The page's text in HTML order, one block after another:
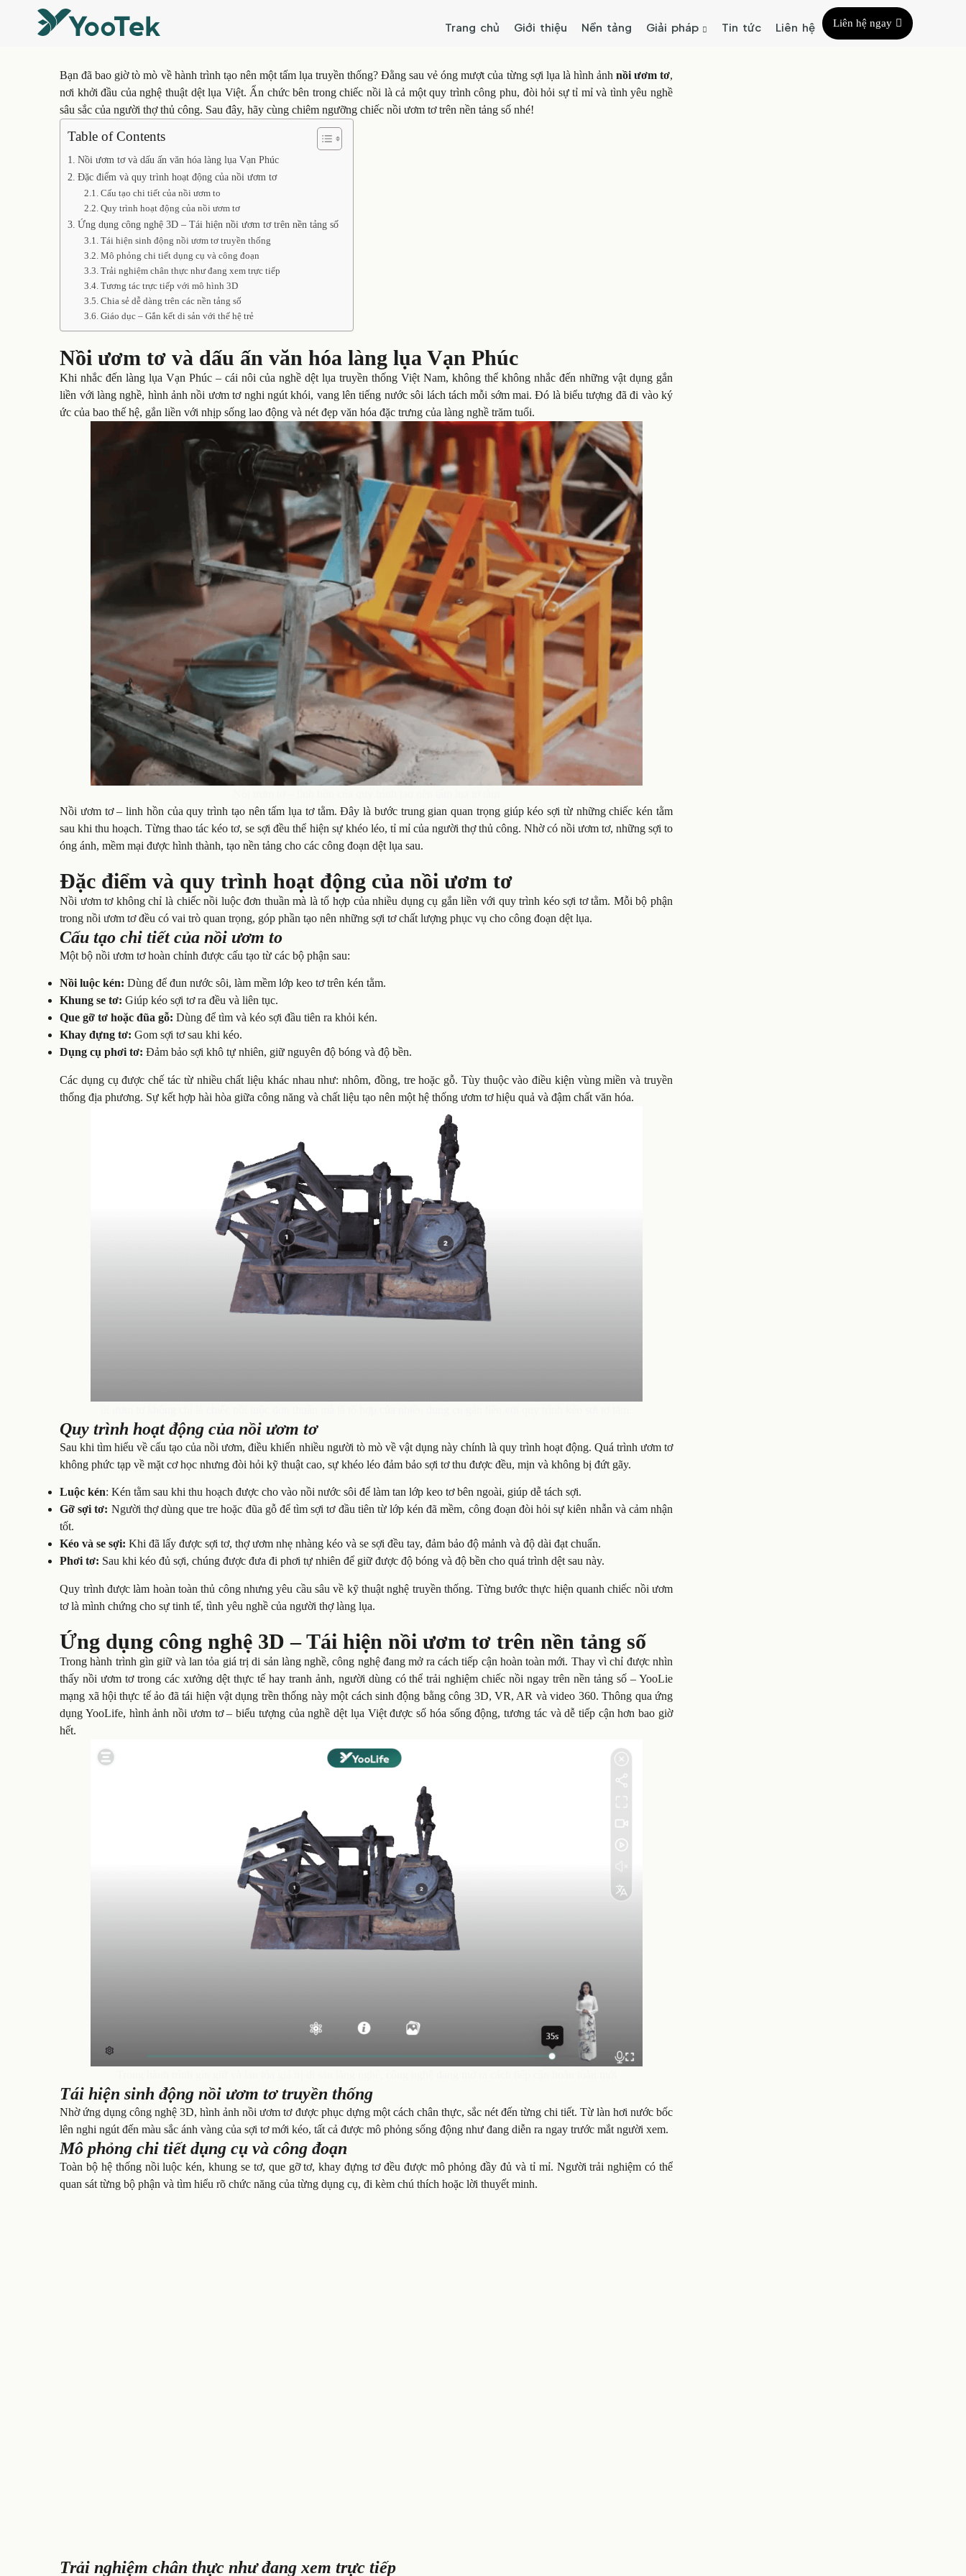
Trang chủ Giới thiệu Nền tảng Giải pháp Tin tức Liên hệ Liên hệ ngay
Bạn đã bao giờ tò mò về hành trình tạo nên một tấm lụa truyền thống? Đằng sau vẻ óng mượt của từng sợi lụa là hình ảnh nồi ươm tơ,
nơi khởi đầu của nghệ thuật dệt lụa Việt. Ẩn chức bên trong chiếc nồi là cả một quy trình công phu, đòi hỏi sự tỉ mỉ và tình yêu nghề
sâu sắc của người thợ thủ công. Sau đây, hãy cùng chiêm ngưỡng chiếc nồi ươm tơ trên nền tảng số nhé!
Table of Contents
Nồi ươm tơ và dấu ấn văn hóa làng lụa Vạn Phúc
Đặc điểm và quy trình hoạt động của nồi ươm tơ
Cấu tạo chi tiết của nồi ươm to
Quy trình hoạt động của nồi ươm tơ
Ứng dụng công nghệ 3D – Tái hiện nồi ươm tơ trên nền tảng số
Tái hiện sinh động nồi ươm tơ truyền thống
Mô phỏng chi tiết dụng cụ và công đoạn
Trải nghiệm chân thực như đang xem trực tiếp
Tương tác trực tiếp với mô hình 3D
Chia sẻ dễ dàng trên các nền tảng số
Giáo dục – Gắn kết di sản với thế hệ trẻ
Nồi ươm tơ và dấu ấn văn hóa làng lụa Vạn Phúc
Khi nhắc đến làng lụa Vạn Phúc – cái nôi của nghề dệt lụa truyền thống Việt Nam, không thể không nhắc đến những vật dụng gắn
liền với làng nghề, hình ảnh nồi ươm tơ nghi ngút khói, vang lên tiếng nước sôi lách tách mỗi sớm mai. Đó là biểu tượng đã đi vào ký
ức của bao thế hệ, gắn liền với nhịp sống lao động và nét đẹp văn hóa đặc trưng của làng nghề trăm tuổi.
Nồi ươm tơ – linh hồn của quy trình tạo nên tấm lụa tơ tằm. Đây là bước trung gian quan trọng giúp kéo sợi từ những chiếc kén tằm
sau khi thu hoạch. Từng thao tác kéo tơ, se sợi đều thể hiện sự khéo léo, tỉ mỉ của người thợ thủ công. Nhờ có nồi ươm tơ, những sợi to
óng ánh, mềm mại được hình thành, tạo nền tảng cho các công đoạn dệt lụa sau.
Đặc điểm và quy trình hoạt động của nồi ươm tơ
Nồi ươm tơ không chỉ là chiếc nồi luộc đơn thuần mà là tổ hợp của nhiều dụng cụ gắn liền với quy trình kéo sợi tơ tằm. Mỗi bộ phận
trong nồi ươm tơ đều có vai trò quan trọng, góp phần tạo nên những sợi tơ chất lượng phục vụ cho công đoạn dệt lụa.
Cấu tạo chi tiết của nồi ươm to
Một bộ nồi ươm tơ hoàn chỉnh được cấu tạo từ các bộ phận sau:
Nồi luộc kén: Dùng để đun nước sôi, làm mềm lớp keo tơ trên kén tằm.
Khung se tơ: Giúp kéo sợi tơ ra đều và liên tục.
Que gỡ tơ hoặc đũa gỗ: Dùng để tìm và kéo sợi đầu tiên ra khỏi kén.
Khay đựng tơ: Gom sợi tơ sau khi kéo.
Dụng cụ phơi tơ: Đảm bảo sợi khô tự nhiên, giữ nguyên độ bóng và độ bền.
Các dụng cụ được chế tác từ nhiều chất liệu khác nhau như: nhôm, đồng, tre hoặc gỗ. Tùy thuộc vào điều kiện vùng miền và truyền
thống địa phương. Sự kết hợp hài hòa giữa công năng và chất liệu tạo nên một hệ thống ươm tơ hiệu quả và đậm chất văn hóa.
Quy trình hoạt động của nồi ươm tơ
Sau khi tìm hiểu về cấu tạo của nồi ươm, điều khiến nhiều người tò mò về vật dụng này chính là quy trình hoạt động. Quá trình ươm tơ
không phức tạp về mặt cơ học nhưng đòi hỏi kỹ thuật cao, sự khéo léo đảm bảo sợi tơ thu được đều, mịn và không bị đứt gãy.
Luộc kén: Kén tằm sau khi thu hoạch được cho vào nồi nước sôi để làm tan lớp keo tơ bên ngoài, giúp dễ tách sợi.
Gỡ sợi tơ: Người thợ dùng que tre hoặc đũa gỗ để tìm sợi tơ đầu tiên từ lớp kén đã mềm, công đoạn đòi hỏi sự kiên nhẫn và cảm nhận
tốt.
Kéo và se sợi: Khi đã lấy được sợi tơ, thợ ươm nhẹ nhàng kéo và se sợi đều tay, đảm bảo độ mảnh và độ dài đạt chuẩn.
Phơi tơ: Sau khi kéo đủ sợi, chúng được đưa đi phơi tự nhiên để giữ được độ bóng và độ bền cho quá trình dệt sau này.
Quy trình được làm hoàn toàn thủ công nhưng yêu cầu sâu về kỹ thuật nghệ truyền thống. Từng bước thực hiện quanh chiếc nồi ươm
tơ là mình chứng cho sự tinh tế, tình yêu nghề của người thợ làng lụa.
Ứng dụng công nghệ 3D – Tái hiện nồi ươm tơ trên nền tảng số
Trong hành trình gìn giữ và lan tỏa giá trị di sản làng nghề, công nghệ đang mở ra cách tiếp cận hoàn toàn mới. Thay vì chỉ được nhìn
thấy nồi ươm tơ trong các xưởng dệt thực tế hay tranh ảnh, người dùng có thể trải nghiệm chiếc nồi ngay trên nền tảng số – YooLie
mạng xã hội thực tế ảo đã tái hiện vật dụng trền thống này một cách sinh động bằng công 3D, VR, AR và video 360. Thông qua ứng
dụng YooLife, hình ảnh nồi ươm tơ – biểu tượng của nghề dệt lụa Việt được số hóa sống động, tương tác và dễ tiếp cận hơn bao giờ
hết.
Tái hiện sinh động nồi ươm tơ truyền thống
Nhờ ứng dụng công nghệ 3D, hình ảnh nồi ươm tơ được phục dựng một cách chân thực, sắc nét đến từng chi tiết. Từ làn hơi nước bốc
lên nghi ngút đến màu sắc ánh vàng của sợi tơ mới kéo, tất cả được mô phỏng sống động như đang diễn ra ngay trước mắt người xem.
Mô phỏng chi tiết dụng cụ và công đoạn
Toàn bộ hệ thống nồi luộc kén, khung se tơ, que gỡ tơ, khay đựng tơ đều được mô phỏng đầy đủ và tỉ mỉ. Người trải nghiệm có thể
quan sát từng bộ phận và tìm hiểu rõ chức năng của từng dụng cụ, đi kèm chú thích hoặc lời thuyết minh.
Trải nghiệm chân thực như đang xem trực tiếp